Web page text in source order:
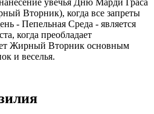
Вторник), когда все запреты
- Пепельная Среда - является
когда преобладает
Жирный Вторник основным
и веселья.